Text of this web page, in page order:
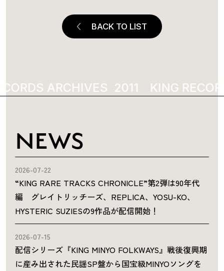
BACK TO LIST
ARCHIVES 2011 KING
NEWS
2026-07-22
“KING RARE TRACKS CHRONICLE”第2弾は90年代
編 グレイトリッチーズ、REPLICA、YOSU-KO、
HYSTERIC SUZIESの9作品が配信開始！
2026-07-15
配信シリーズ『KING MINYO FOLKWAYS』戦後復興期
に産み出された民謡SP盤から国宝級MINYOソングを